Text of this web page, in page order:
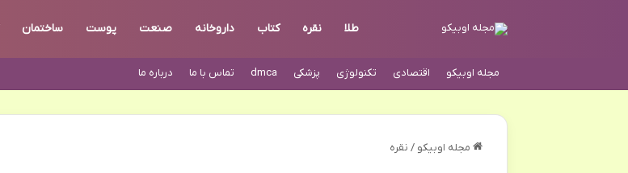
طلا نقره کتاب داروخانه صنعت پوست ساختمان
مجله اوبیکو اقتصادی تکنولوژی پزشکی dmca تماس با ما درباره ما
مجله اوبیکو / نقره